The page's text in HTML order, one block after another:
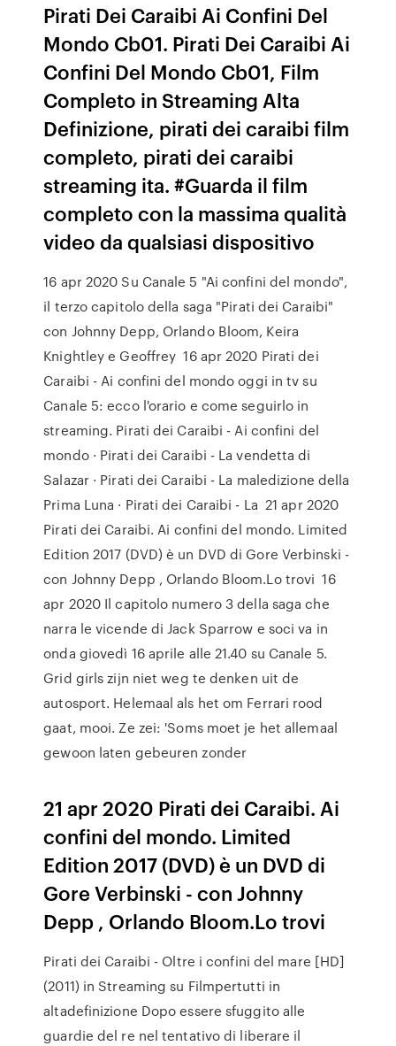
Pirati Dei Caraibi Ai Confini Del
Mondo Cb01. Pirati Dei Caraibi Ai
Confini Del Mondo Cb01, Film
Completo in Streaming Alta
Definizione, pirati dei caraibi film
completo, pirati dei caraibi
streaming ita. #Guarda il film
completo con la massima qualità
video da qualsiasi dispositivo
16 apr 2020 Su Canale 5 "Ai confini del mondo",
il terzo capitolo della saga "Pirati dei Caraibi"
con Johnny Depp, Orlando Bloom, Keira
Knightley e Geoffrey 16 apr 2020 Pirati dei
Caraibi - Ai confini del mondo oggi in tv su
Canale 5: ecco l'orario e come seguirlo in
streaming. Pirati dei Caraibi - Ai confini del
mondo · Pirati dei Caraibi - La vendetta di
Salazar · Pirati dei Caraibi - La maledizione della
Prima Luna · Pirati dei Caraibi - La 21 apr 2020
Pirati dei Caraibi. Ai confini del mondo. Limited
Edition 2017 (DVD) è un DVD di Gore Verbinski -
con Johnny Depp , Orlando Bloom.Lo trovi 16
apr 2020 Il capitolo numero 3 della saga che
narra le vicende di Jack Sparrow e soci va in
onda giovedì 16 aprile alle 21.40 su Canale 5.
Grid girls zijn niet weg te denken uit de
autosport. Helemaal als het om Ferrari rood
gaat, mooi. Ze zei: 'Soms moet je het allemaal
gewoon laten gebeuren zonder
21 apr 2020 Pirati dei Caraibi. Ai
confini del mondo. Limited
Edition 2017 (DVD) è un DVD di
Gore Verbinski - con Johnny
Depp , Orlando Bloom.Lo trovi
Pirati dei Caraibi - Oltre i confini del mare [HD]
(2011) in Streaming su Filmpertutti in
altadefinizione Dopo essere sfuggito alle
guardie del re nel tentativo di liberare il